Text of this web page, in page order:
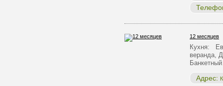
12 месяцев
Кухня:
веранда,
Адрес: